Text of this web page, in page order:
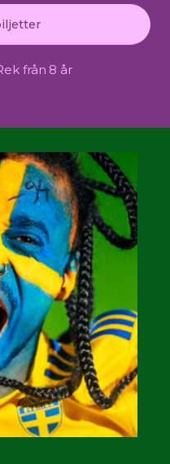
från 8 år